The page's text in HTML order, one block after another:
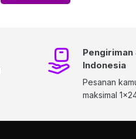
Pengiriman
Indonesia
Pesanan
maksimal